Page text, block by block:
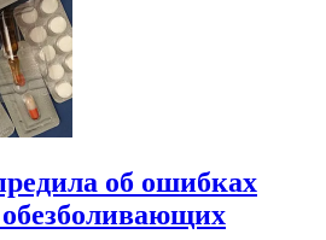
об ошибках